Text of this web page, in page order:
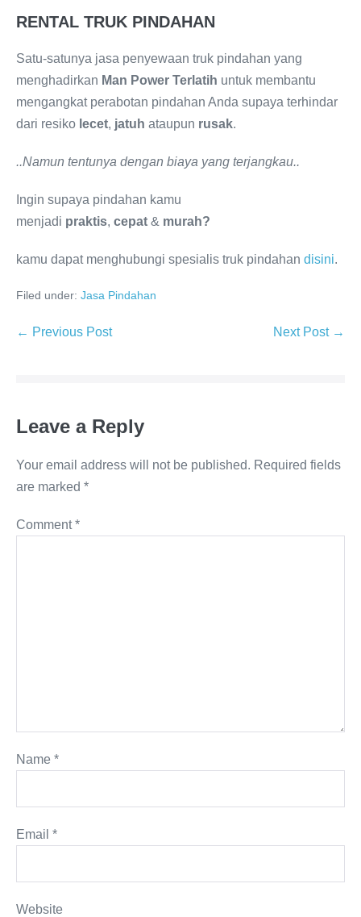
RENTAL TRUK PINDAHAN
Satu-satunya jasa penyewaan truk pindahan yang
menghadirkan Man Power Terlatih untuk membantu
mengangkat perabotan pindahan Anda supaya terhindar
dari resiko lecet, jatuh ataupun rusak.
..Namun tentunya dengan biaya yang terjangkau..
Ingin supaya pindahan kamu
menjadi praktis, cepat & murah?
kamu dapat menghubungi spesialis truk pindahan disini.
Filed under: Jasa Pindahan
Post
← Previous Post Next Post →
Leave a Reply
Your email address will not be published. Required fields
are marked *
Comment*
Name *
Email *
Website